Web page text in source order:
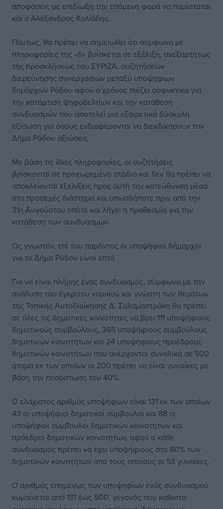
αποφάσεις με επιδίωξη την επόμενη φορά να παρίσταται
και ο Αλέξανδρος Κολιάδης.
Πάντως, θα πρέπει να σημειωθεί ότι σύμφωνα με
πληροφορίες της «δ» βρίσκεται σε εξέλιξη, ανεξαρτήτως
της προσκλήσεως του ΣΥΡΙΖΑ, συζητήσεων
διερεύνησης συνεργασιών μεταξύ υποψηφίων
δημάρχων Ρόδου αφού ο χρόνος πιέζει ασφυκτικά για
την κατάρτιση ψηφοδελτίων και την κατάθεση
συνδυασμών που αποτελεί μια εξαιρετικά δύσκολη
εξίσωση για όσους ενδιαφέρονται να διεκδικήσουν τον
Δήμο Ρόδου αξιώσεις.
Με βάση τις ίδιες πληροφορίες, οι συζητήσεις
βρίσκονται σε προχωρημένο στάδιο και δεν θα πρέπει να
αποκλείονται εξελίξεις προς αυτή την κατεύθυνση μέσα
στο προσεχές διάστημα και οπωσδήποτε πριν από την
31η Αυγούστου οπότε και λήγει η προθεσμία για την
κατάθεση των συνδυασμών.
Ως γνωστόν, επί του παρόντος οι υποψήφιοι δήμαρχοι
για το Δήμο Ρόδου είναι επτά
Για να είναι πλήρης ένας συνδυασμός, σύμφωνα με την
ανάλυση του έγκριτου νομικού και γνώστη των θεμάτων
της Τοπικής Αυτοδιοίκησης Δ. Σαλαμαστράκη θα πρέπει
σε όλες τις δημοτικές κοινότητες να βρει 111 υποψήφιους
δημοτικούς συμβούλους, 365 υποψήφιους συμβούλους
δημοτικών κοινοτήτων και 24 υποψήφιους προέδρους
δημοτικών κοινοτήτων που ανέρχονται συνολικά σε 500
άτομα εκ των οποίων οι 200 πρέπει να είναι γυναίκες με
βάση την ποσόστωση του 40%.
Ο ελάχιστος αριθμός υποψήφιων είναι 131 εκ των οποίων
43 οι υποψήφιοι δημοτικοί σύμβουλοι και 88 οι
υποψήφιοι σύμβουλοι δημοτικών κοινοτήτων και
πρόεδροι δημοτικών κοινοτήτων, αφού ο κάθε
συνδυασμός πρέπει να έχει υποψήφιους στο 60% των
δημοτικών κοινοτήτων από τους οποίους οι 53 γυναίκες.
Ο αριθμός επομένως των υποψηφίων ενός συνδυασμού
κυμαίνεται από 131 έως 500, γεγονός που καθιστά